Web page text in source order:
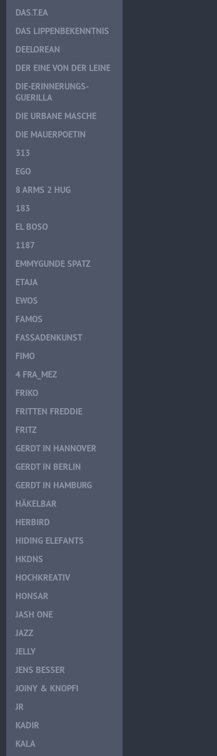
DAS.T.EA
DAS LIPPENBEKENNTNIS
DEELOREAN
DER EINE VON DER LEINE
DIE-ERINNERUNGS-
GUERILLA
DIE URBANE MASCHE
DIE MAUERPOETIN
313
EGO
8 ARMS 2 HUG
183
EL BOSO
1187
EMMYGUNDE SPATZ
ETAJA
EWOS
FAMOS
FASSADENKUNST
FIMO
4 FRA_MEZ
FRIKO
FRITTEN FREDDIE
FRITZ
GERDT IN HANNOVER
GERDT IN BERLIN
GERDT IN HAMBURG
HÄKELBAR
HERBIRD
HIDING ELEFANTS
HKDNS
HOCHKREATIV
HONSAR
JASH ONE
JAZZ
JELLY
JENS BESSER
JOINY & KNOPFI
JR
KADIR
KALA